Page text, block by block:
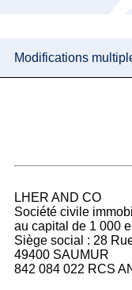
Modifications
LHER AND CO
Société civile
au capital de 1 000
Siège social : 28
49400 SAUMUR
842 084 022 RCS